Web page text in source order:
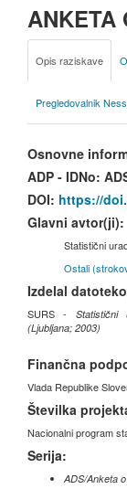
ANKETA
Opis raziskave
Pregledovalnik
Osnovne
ADP - IDNo:
DOI: https://
Glavni avtor(ji):
Statistični
Ostali
Izdelal
SURS - Statistični
(Ljubljana; 2003)
Finančna
Vlada Republike
Številka
Nacionalni program
Serija:
ADS/Anketa